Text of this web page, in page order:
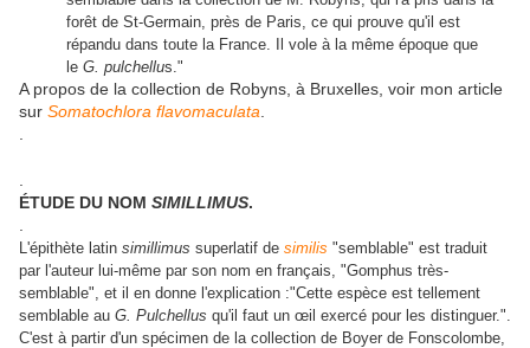
forêt de St-Germain, près de Paris, ce qui prouve qu'il est
répandu dans toute la France. Il vole à la même époque que
le G. pulchellus."
A propos de la collection de Robyns, à Bruxelles, voir mon article
sur Somatochlora flavomaculata
ÉTUDE DU NOM SIMILLIMUS.
L'épithète latin simillimus superlatif de similis "semblable" est traduit
par l'auteur lui-même par son nom en français, "Gomphus très-
semblable", et il en donne l'explication :"Cette espèce est tellement
semblable au G. Pulchellus qu'il faut un œil exercé pour les distinguer.".
C'est à partir d'un spécimen de la collection de Boyer de Fonscolombe,